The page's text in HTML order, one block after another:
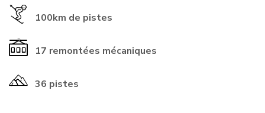
100km de pistes
17 remontées mécaniques
36 pistes